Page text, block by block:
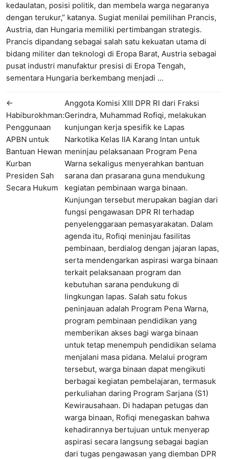
kedaulatan, posisi politik, dan membela warga negaranya
dengan terukur,” katanya. Sugiat menilai pemilihan Prancis,
Austria, dan Hungaria memiliki pertimbangan strategis.
Prancis dipandang sebagai salah satu kekuatan utama di
bidang militer dan teknologi di Eropa Barat, Austria sebagai
pusat industri manufaktur presisi di Eropa Tengah,
sementara Hungaria berkembang menjadi …
←
Habiburokhman:
Penggunaan
APBN untuk
Bantuan Hewan
Kurban
Presiden Sah
Secara Hukum
Anggota Komisi XIII DPR RI dari Fraksi
Gerindra, Muhammad Rofiqi, melakukan
kunjungan kerja spesifik ke Lapas
Narkotika Kelas IIA Karang Intan untuk
meninjau pelaksanaan Program Pena
Warna sekaligus menyerahkan bantuan
sarana dan prasarana guna mendukung
kegiatan pembinaan warga binaan.
Kunjungan tersebut merupakan bagian dari
fungsi pengawasan DPR RI terhadap
penyelenggaraan pemasyarakatan. Dalam
agenda itu, Rofiqi meninjau fasilitas
pembinaan, berdialog dengan jajaran lapas,
serta mendengarkan aspirasi warga binaan
terkait pelaksanaan program dan
kebutuhan sarana pendukung di
lingkungan lapas. Salah satu fokus
peninjauan adalah Program Pena Warna,
program pembinaan pendidikan yang
memberikan akses bagi warga binaan
untuk tetap menempuh pendidikan selama
menjalani masa pidana. Melalui program
tersebut, warga binaan dapat mengikuti
berbagai kegiatan pembelajaran, termasuk
perkuliahan daring Program Sarjana (S1)
Kewirausahaan. Di hadapan petugas dan
warga binaan, Rofiqi menegaskan bahwa
kehadirannya bertujuan untuk menyerap
aspirasi secara langsung sebagai bagian
dari tugas pengawasan yang diemban DPR